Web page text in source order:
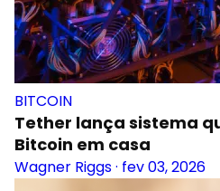
BITCOIN
Tether lança sistema
Bitcoin em casa
Wagner Riggs· fev 03, 2026